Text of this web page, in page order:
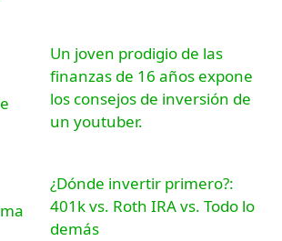
Un joven prodigio de las
finanzas de 16 años expone
los consejos de inversión de
un youtuber.
¿Dónde invertir primero?:
401k vs. Roth IRA vs. Todo lo
demás